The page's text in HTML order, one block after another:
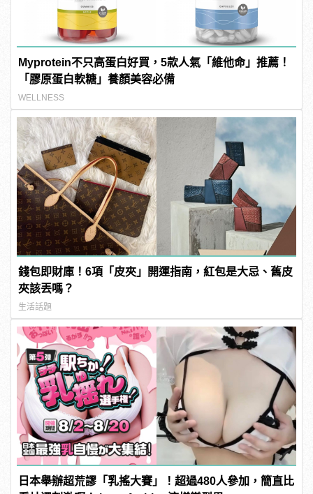
Myprotein不只高蛋白好買，5款人氣「維他命」推薦！
「膠原蛋白軟糖」養顏美容必備
WELLNESS
錢包即財庫！6項「皮夾」開運指南，紅包是大忌、舊皮
夾該丟嗎？
生活話題
日本舉辦超荒謬「乳搖大賽」！超過480人參加，簡直比